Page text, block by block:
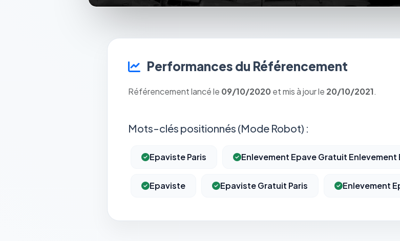
Performances du Référencement
Référencement lancé le 09/10/2020 et mis à jour le 20/10/2021.
Mots-clés positionnés (Mode Robot) :
Epaviste Paris Enlevement Epave Gratuit Enlevement
Epaviste Epaviste Gratuit Paris Enlevement